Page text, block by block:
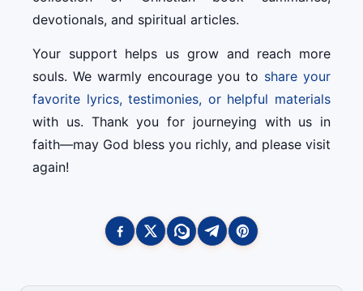
devotionals, and spiritual articles.
Your support helps us grow and reach more
souls. We warmly encourage you to share your
favorite lyrics, testimonies, or helpful materials
with us. Thank you for journeying with us in
faith—may God bless you richly, and please visit
again!